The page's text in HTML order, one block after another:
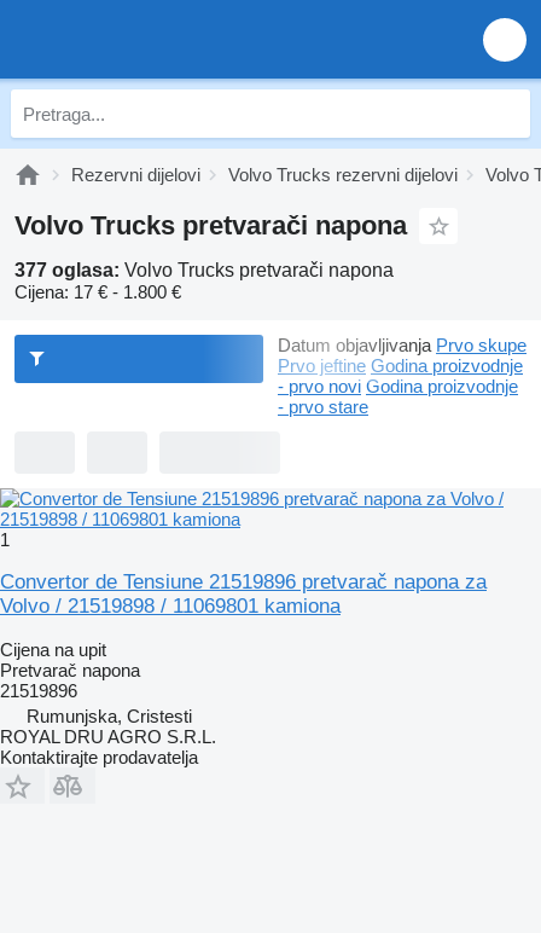
Rezervni dijelovi Volvo Trucks rezervni dijelovi Volvo
Volvo Trucks pretvarači napona
377 oglasa: Volvo Trucks pretvarači napona
Cijena: 17 € - 1.800 €
Datum objavljivanja Prvo skupe
Prvo jeftine Godina proizvodnje
- prvo novi Godina proizvodnje
- prvo stare
1
Convertor de Tensiune 21519896 pretvarač napona za
Volvo / 21519898 / 11069801 kamiona
Cijena na upit
Pretvarač napona
21519896
Rumunjska, Cristesti
ROYAL DRU AGRO S.R.L.
Kontaktirajte prodavatelja